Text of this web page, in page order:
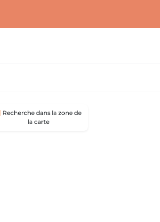
Recherche dans la zone de
la carte